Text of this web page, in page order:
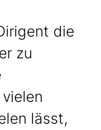
die
zu
lässt,